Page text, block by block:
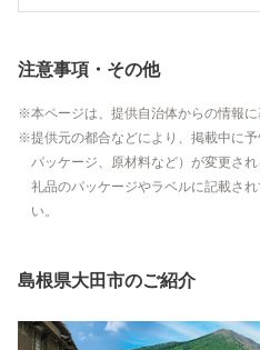
注意事項・その他
本ページは、提供自治体からの情報に
提供元の都合などにより、掲載中に
パッケージ、原材料など）が変更さ
礼品のパッケージやラベルに記載さ
い。
島根県大田市のご紹介